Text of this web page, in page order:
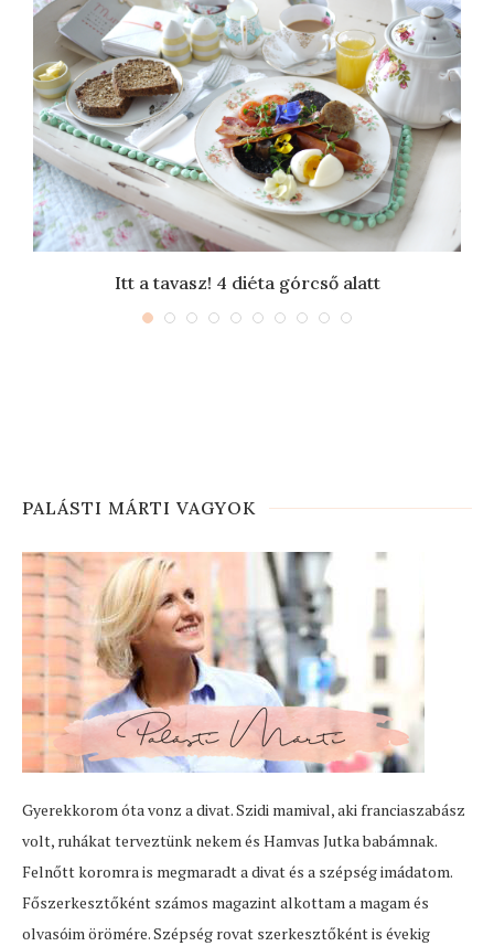
Itt a tavasz! 4 diéta górcső alatt
PALÁSTI MÁRTI VAGYOK
Gyerekkorom óta vonz a divat. Szidi mamival, aki franciaszabász
volt, ruhákat terveztünk nekem és Hamvas Jutka babámnak.
Felnőtt koromra is megmaradt a divat és a szépség imádatom.
Főszerkesztőként számos magazint alkottam a magam és
olvasóim örömére. Szépség rovat szerkesztőként is évekig